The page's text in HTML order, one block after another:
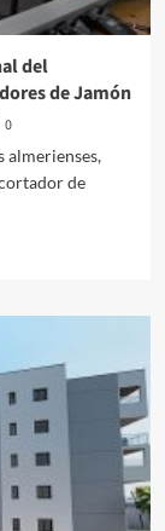
del
de Jamón
0
almerienses,
de